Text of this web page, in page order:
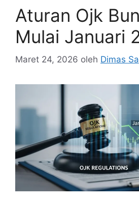
Aturan Ojk
Mulai Januari
Maret 24, 2026 oleh Dimas